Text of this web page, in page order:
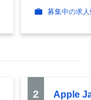
募集中の求
2 Apple